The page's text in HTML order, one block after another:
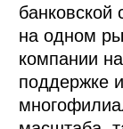
на одном
компании
поддержке